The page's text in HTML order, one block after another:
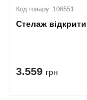
Код товару: 106551
Стелаж
3.559 грн